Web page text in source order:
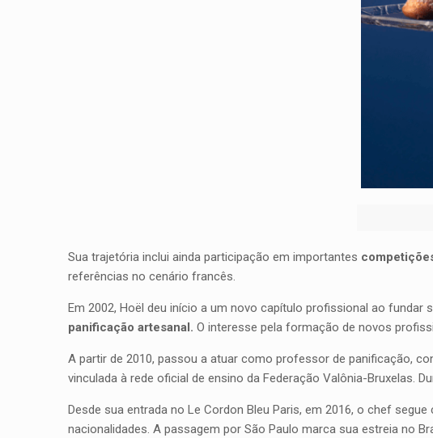
Sua trajetória inclui ainda participação em importantes
referências no cenário francês.
Em 2002, Hoël deu início a um novo capítulo profissional ao fundar
panificação artesanal. O interesse pela formação de novos
A partir de 2010, passou a atuar como professor de panificação,
vinculada à rede oficial de ensino da Federação Valônia-Bruxelas.
Desde sua entrada no Le Cordon Bleu Paris, em 2016, o chef
nacionalidades. A passagem por São Paulo marca sua estreia no